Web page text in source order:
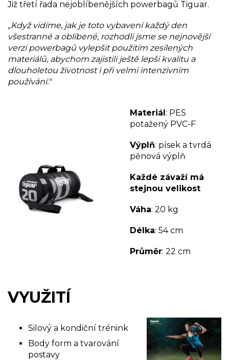
Již třetí řada nejoblíbenějších powerbagů Tiguar.
„Když vidíme, jak je toto vybavení každý den
všestranné a oblíbené, rozhodli jsme se nejnovější
verzi powerbagů vylepšit použitím zesílených
materiálů, abychom zajistili ještě lepší kvalitu a
dlouholetou životnost i při velmi intenzivním
používání."
Materiál: PES
potažený PVC-F
Výplň: písek a tvrdá
pěnová výplň
Každé závaží má
stejnou velikost
Váha: 20 kg
Délka: 54 cm
Průměr: 22 cm
VYUŽITÍ
Silový a kondiční trénink
Body form a tvarování
postavy